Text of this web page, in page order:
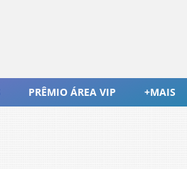
PRÊMIO ÁREA VIP +MAIS